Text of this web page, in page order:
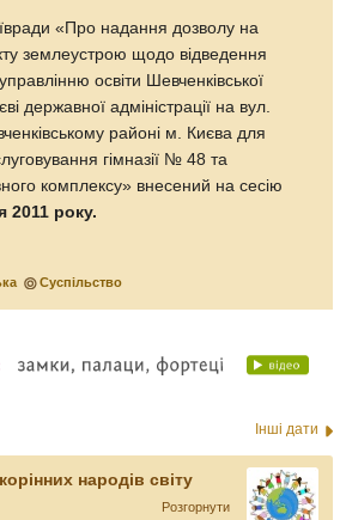
«Про надання дозволу на
землеустрою щодо відведення
освіти Шевченківської
державної адміністрації на вул.
районі м. Києва для
гімназії № 48 та
комплексу» внесений на сесію
2011 року.
Суспільство
Інші дати
народів світу
Розгорнути